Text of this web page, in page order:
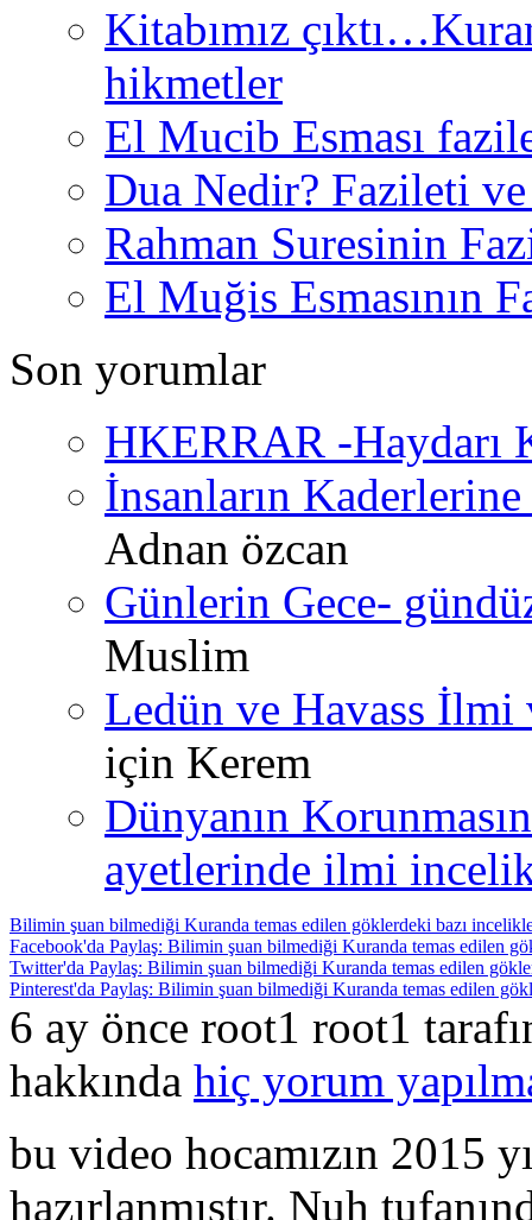
Kitabımız
hikmetler
El Mucib Esması
Dua Nedir? Fazileti
Rahman Suresinin
El Muğis Esmasının
Son yorumlar
HKERRAR -Haydarı
İnsanların
Adnan özcan
Günlerin Gece-
Muslim
Ledün ve Havass İlmi
için Kerem
Dünyanın
ayetlerinde ilmi
Bilimin şuan bilmediği Kuranda temas edilen göklerdeki bazı
Facebook'da Paylaş: Bilimin şuan bilmediği Kuranda temas edilen
Twitter'da Paylaş: Bilimin şuan bilmediği Kuranda temas edilen
Pinterest'da Paylaş: Bilimin şuan bilmediği Kuranda temas edilen
6 ay önce root1 root1
hakkında hiç yorum
bu video hocamızın 2015
hazırlanmıştır. Nuh